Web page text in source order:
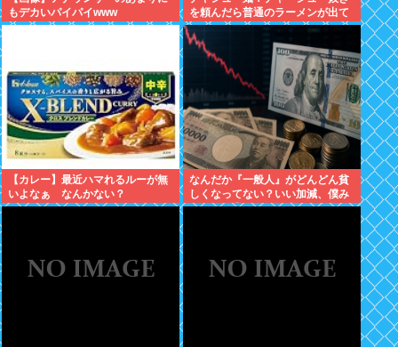
もデカいパイパイwww
を頼んだら普通のラーメンが出て
きたんだが、これっておかしくね
え？
【カレー】最近ハマれるルーが無
いよなぁ なんかない？
なんだか『一般人』がどんどん貧
しくなってない？いい加減、僕み
たいに副業したら？週に2日休む